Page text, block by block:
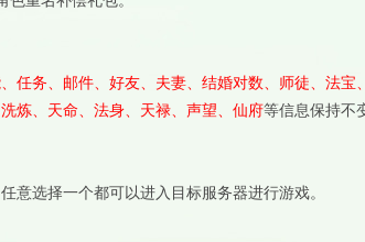
任务、邮件、好友、夫妻、结婚对数、师徒、法宝
炼、天命、法身、天禄、声望、仙府等信息保持不
意选择一个都可以进入目标服务器进行游戏。